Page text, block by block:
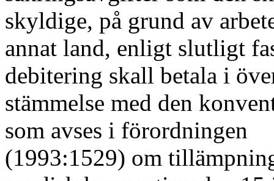
skyldige, på grund av
annat land, enligt slutligt
debitering skall betala i
stämmelse med den
som avses i förordningen
(1993:1529) om